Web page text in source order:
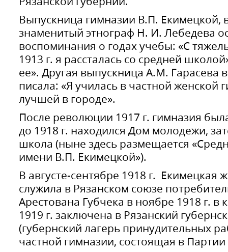
Выпускница гимназии В.П. Екимецкой,
знаменитый этнограф Н. И. Лебедева
воспоминания о годах учебы: «С
1913 г. я рассталась со средней
ее». Другая выпускница А.М. Гарасева
писала: «Я училась в частной женской
лучшей в городе».
После революции 1917 г. гимназия
до 1918 г. находился Дом молодежи,
школа (ныне здесь размещается
имени В.П. Екимецкой»).
В августе-сентябре 1918 г. Екимецкая
служила в Рязанском союзе
Арестована Губчека в ноябре 1918 г. в
1919 г. заключена в Рязанский
(губернский лагерь принудительных
частной гимназии, состоящая в